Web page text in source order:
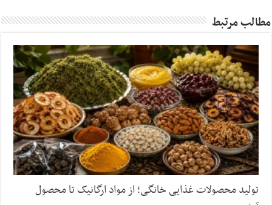
مطالب مرتبط
تولید محصولات غذایی خانگی؛ از مواد ارگانیک تا محصول